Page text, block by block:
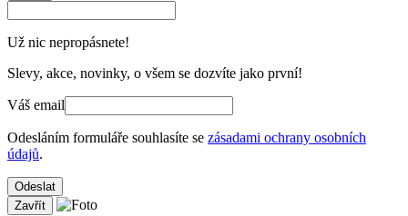
Už nic nepropásnete!
Slevy, akce, novinky, o všem se dozvíte jako první!
Váš email
Odesláním formuláře souhlasíte se zásadami ochrany osobních
údajů.
Odeslat
Zavřít